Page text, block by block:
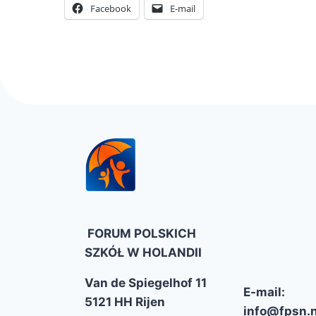
Facebook E-mail
FORUM POLSKICH
SZKÓŁ W HOLANDII
Van de Spiegelhof 11
5121 HH Rijen
E-mail: